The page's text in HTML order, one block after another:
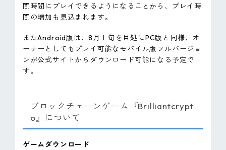
間時間にプレイできるようになることから、プレイ時
間の増加も見込まれます。
またAndroid版は、8月上旬を目処にPC版と同様、オ
ーナーとしてもプレイ可能なモバイル版フルバージョ
ンが公式サイトからダウンロード可能になる予定で
す。
ブロックチェーンゲーム『Brilliantcrypt
o』について
ゲームダウンロード